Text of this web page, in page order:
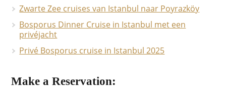
Zwarte Zee cruises van Istanbul naar Poyrazköy
Bosporus Dinner Cruise in Istanbul met een
privéjacht
Privé Bosporus cruise in Istanbul 2025
Make a Reservation: